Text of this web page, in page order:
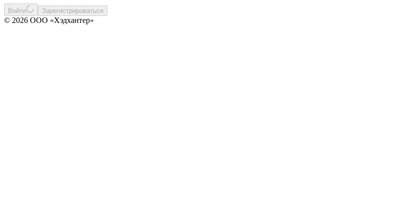
Войти Зарегистрироваться
© 2026 ООО «Хэдхантер»